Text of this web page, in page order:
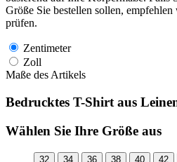
Größe Sie bestellen sollen,
prüfen.
Zentimeter
Zoll
Maße des Artikels
Bedrucktes T-Shirt aus
Wählen Sie Ihre Größe aus
32 34 36 38 40 42